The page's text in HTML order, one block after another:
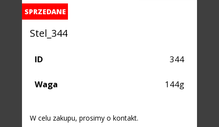
SPRZEDANE
Stel_344
ID 344
Waga 144g
W celu zakupu, prosimy o kontakt.